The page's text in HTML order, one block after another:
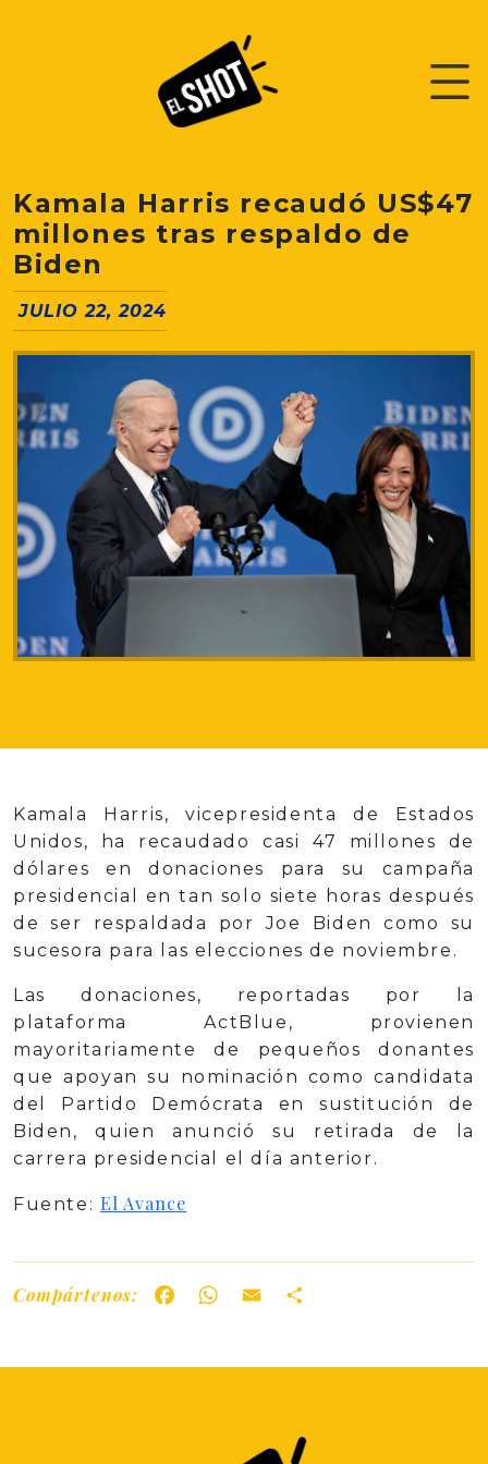
Kamala Harris recaudó US$47
millones tras respaldo de
Biden
JULIO 22, 2024
Kamala Harris, vicepresidenta de Estados
Unidos, ha recaudado casi 47 millones de
dólares en donaciones para su campaña
presidencial en tan solo siete horas después
de ser respaldada por Joe Biden como su
sucesora para las elecciones de noviembre.
Las donaciones, reportadas por la
plataforma ActBlue, provienen
mayoritariamente de pequeños donantes
que apoyan su nominación como candidata
del Partido Demócrata en sustitución de
Biden, quien anunció su retirada de la
carrera presidencial el día anterior.
Fuente: El Avance
Compártenos: FacebookWhatsApp
Email